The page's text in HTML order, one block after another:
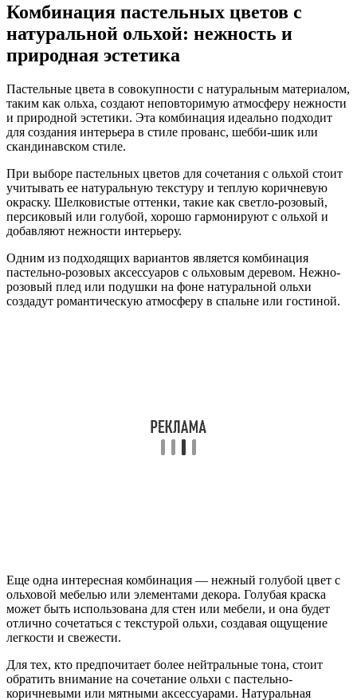
Комбинация пастельных цветов с
натуральной ольхой: нежность и
природная эстетика
Пастельные цвета в совокупности с натуральным материалом,
таким как ольха, создают неповторимую атмосферу нежности
и природной эстетики. Эта комбинация идеально подходит
для создания интерьера в стиле прованс, шебби-шик или
скандинавском стиле.
При выборе пастельных цветов для сочетания с ольхой стоит
учитывать ее натуральную текстуру и теплую коричневую
окраску. Шелковистые оттенки, такие как светло-розовый,
персиковый или голубой, хорошо гармонируют с ольхой и
добавляют нежности интерьеру.
Одним из подходящих вариантов является комбинация
пастельно-розовых аксессуаров с ольховым деревом. Нежно-
розовый плед или подушки на фоне натуральной ольхи
создадут романтическую атмосферу в спальне или гостиной.
Еще одна интересная комбинация — нежный голубой цвет с
ольховой мебелью или элементами декора. Голубая краска
может быть использована для стен или мебели, и она будет
отлично сочетаться с текстурой ольхи, создавая ощущение
легкости и свежести.
Для тех, кто предпочитает более нейтральные тона, стоит
обратить внимание на сочетание ольхи с пастельно-
коричневыми или мятными аксессуарами. Натуральная